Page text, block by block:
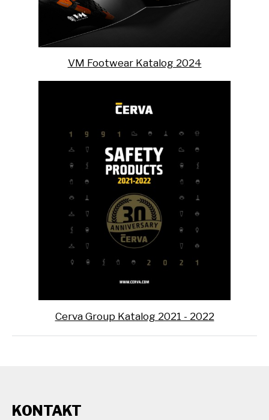
VM Footwear Katalog 2024
Cerva Group Katalog 2021 - 2022
KONTAKT